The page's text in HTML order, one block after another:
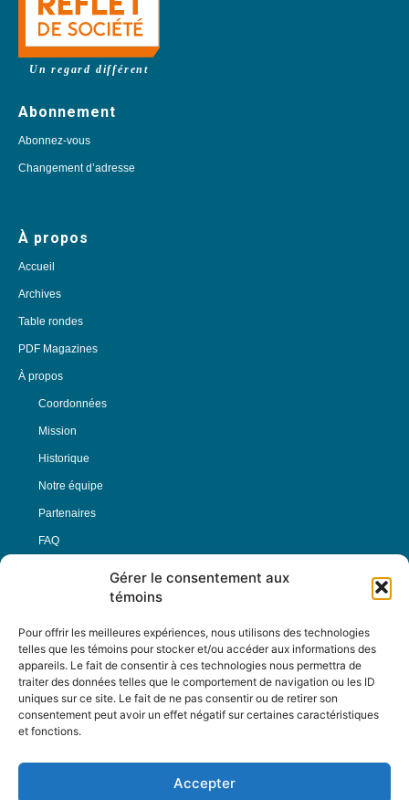
Gérer le consentement aux
témoins
Pour offrir les meilleures expériences, nous utilisons des technologies
telles que les témoins pour stocker et/ou accéder aux informations des
appareils. Le fait de consentir à ces technologies nous permettra de
traiter des données telles que le comportement de navigation ou les ID
uniques sur ce site. Le fait de ne pas consentir ou de retirer son
consentement peut avoir un effet négatif sur certaines caractéristiques
et fonctions.
Accepter
Un regard différent
Abonnement
Abonnez-vous
Changement d’adresse
À propos
Accueil
Archives
Table rondes
PDF Magazines
À propos
Coordonnées
Mission
Historique
Notre équipe
Partenaires
FAQ
Nous Suivre
Contactez-nous :